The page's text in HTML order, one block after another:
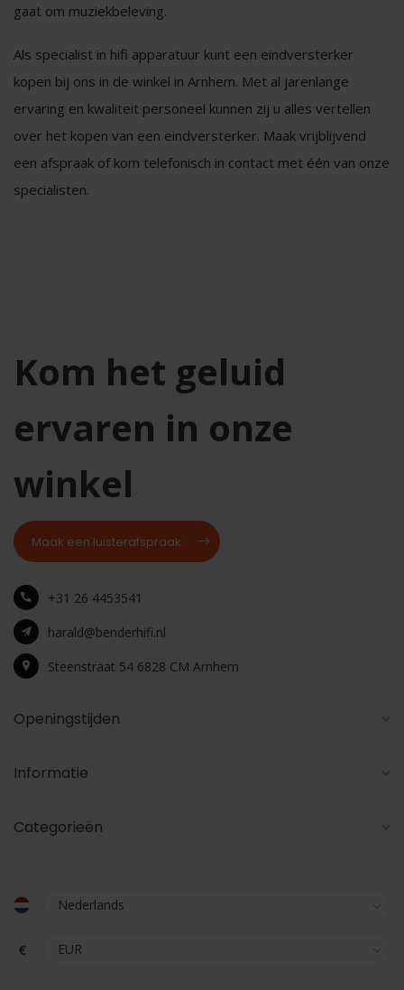
gaat om muziekbeleving.
Als specialist in hifi apparatuur kunt een eindversterker
kopen bij ons in de winkel in Arnhem. Met al jarenlange
ervaring en kwaliteit personeel kunnen zij u alles vertellen
over het kopen van een eindversterker. Maak vrijblijvend
een afspraak of kom telefonisch in contact met één van onze
specialisten.
Kom het geluid
ervaren in onze
winkel
Maak een luisterafspraak
+31 26 4453541
harald@benderhifi.nl
Steenstraat 54 6828 CM Arnhem
Openingstijden
Informatie
Categorieën
€